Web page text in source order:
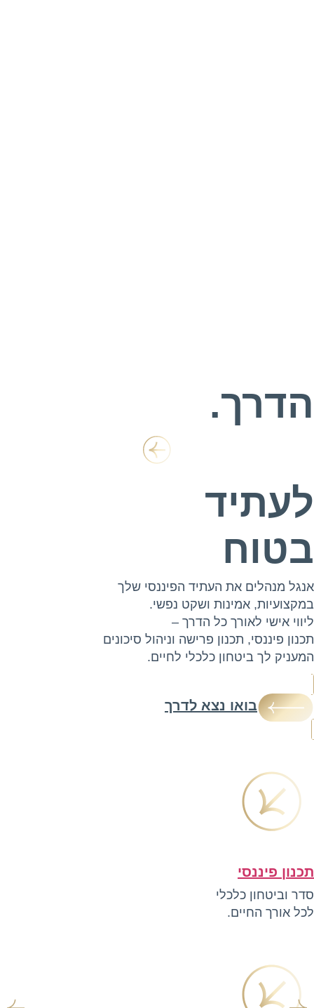
הדרך.
לעתיד
בטוח
אנגל מנהלים את העתיד הפיננסי שלך
במקצועיות, אמינות ושקט נפשי.
ליווי אישי לאורך כל הדרך –
תכנון פיננסי, תכנון פרישה וניהול סיכונים
המעניק לך ביטחון כלכלי לחיים.
בואו נצא לדרך
תכנון פיננסי
סדר וביטחון כלכלי
לכל אורך החיים.